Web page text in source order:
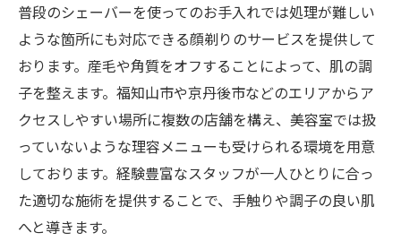
普段のシェーバーを使ってのお手入れでは処理が難しい
ような箇所にも対応できる顔剃りのサービスを提供して
おります。産毛や角質をオフすることによって、肌の調
子を整えます。福知山市や京丹後市などのエリアからア
クセスしやすい場所に複数の店舗を構え、美容室では扱
っていないような理容メニューも受けられる環境を用意
しております。経験豊富なスタッフが一人ひとりに合っ
た適切な施術を提供することで、手触りや調子の良い肌
へと導きます。